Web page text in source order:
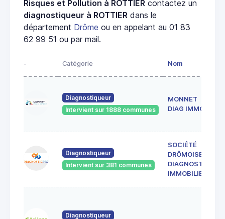
Risques et Pollution à ROTTIER contactez un
diagnostiqueur à ROTTIER dans le
département Drôme ou en appelant au 01 83
62 99 51 ou par mail.
- Catégorie Nom
Diagnostiqueur
Intervient sur 1888 communes
MONNET
DIAG IMMO
Diagnostiqueur
Intervient sur 381 communes
SOCIÉTÉ
DRÔMOISE DE
DIAGNOSTICS
IMMOBILIERS
Diagnostiqueur